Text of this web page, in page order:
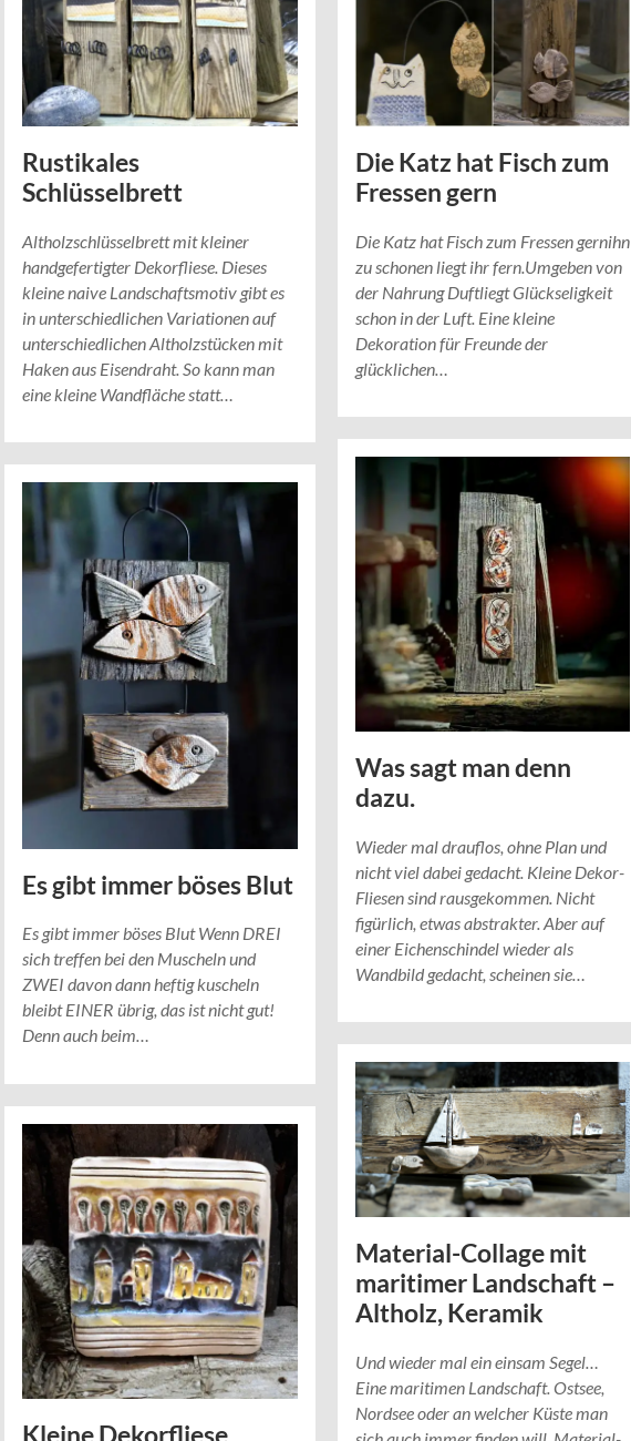
Rustikales
Schlüsselbrett
Altholzschlüsselbrett mit kleiner
handgefertigter Dekorfliese. Dieses
kleine naive Landschaftsmotiv gibt es
in unterschiedlichen Variationen auf
unterschiedlichen Altholzstücken mit
Haken aus Eisendraht. So kann man
eine kleine Wandfläche statt…
Die Katz hat Fisch zum
Fressen gern
Die Katz hat Fisch zum Fressen gernihn
zu schonen liegt ihr fern.Umgeben von
der Nahrung Duftliegt Glückseligkeit
schon in der Luft. Eine kleine
Dekoration für Freunde der
glücklichen…
Was sagt man denn
dazu.
Wieder mal drauflos, ohne Plan und
nicht viel dabei gedacht. Kleine Dekor-
Fliesen sind rausgekommen. Nicht
figürlich, etwas abstrakter. Aber auf
einer Eichenschindel wieder als
Wandbild gedacht, scheinen sie…
Es gibt immer böses Blut
Es gibt immer böses Blut Wenn DREI
sich treffen bei den Muscheln und
ZWEI davon dann heftig kuscheln
bleibt EINER übrig, das ist nicht gut!
Denn auch beim…
Material-Collage mit
maritimer Landschaft –
Altholz, Keramik
Und wieder mal ein einsam Segel…
Eine maritimen Landschaft. Ostsee,
Nordsee oder an welcher Küste man
Kleine Dekorfliese